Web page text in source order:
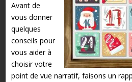
Avant de
vous donner
quelques
conseils pour
vous aider à
choisir votre
point de vue narratif, faisons un